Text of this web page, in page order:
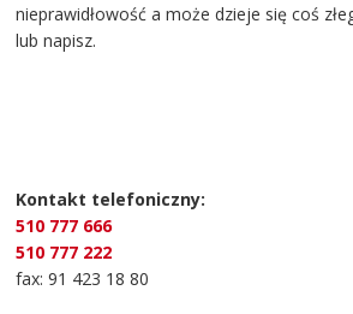
nieprawidłowość a może dzieje się coś
lub napisz.
Kontakt telefoniczny:
510 777 666
510 777 222
fax: 91 423 18 80